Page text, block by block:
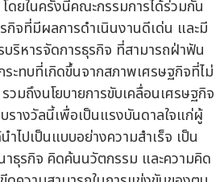
ดยในครั้งนี้คณะกรรมการได้ร่วมกัน
กิจที่มีผลการดำเนินงานดีเด่น และมี
บริหารจัดการธุรกิจ ที่สามารถฝ่าฟัน
ะทบที่เกิดขึ้นจากสภาพเศรษฐกิจที่ไม่
มถึงนโยบายการขับเคลื่อนเศรษฐกิจ
รางวัลนี้เพื่อเป็นแรงบันดาลใจแก่ผู้
ำไปเป็นแบบอย่างความสำเร็จ เป็น
ธุรกิจ คิดค้นนวัตกรรม และความคิด